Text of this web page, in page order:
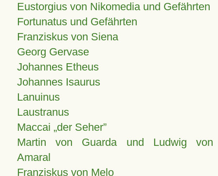
Eustorgius von Nikomedia und Gefährten
Fortunatus und Gefährten
Franziskus von Siena
Georg Gervase
Johannes Etheus
Johannes Isaurus
Lanuinus
Laustranus
Maccai „der Seher”
Martin von Guarda und Ludwig von
Amaral
Franziskus von Melo